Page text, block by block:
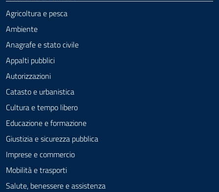
Agricoltura e pesca
Ambiente
Anagrafe e stato civile
Appalti pubblici
Autorizzazioni
Catasto e urbanistica
Cultura e tempo libero
Educazione e formazione
Giustizia e sicurezza pubblica
Imprese e commercio
Mobilità e trasporti
Salute, benessere e assistenza